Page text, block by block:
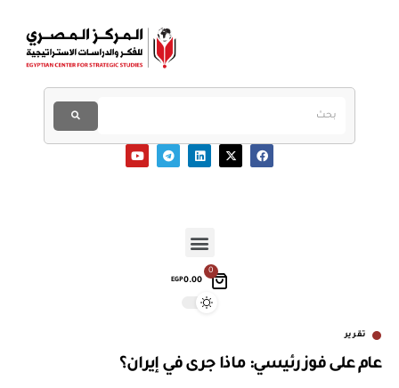
0
EGP0.00
تقرير
عام على فوز رئيسي: ماذا جرى في إيران؟